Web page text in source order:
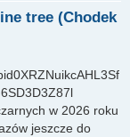
tree (Chodek
w 2026 roku
jeszcze do